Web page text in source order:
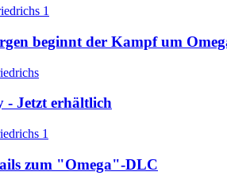
1
beginnt der Kampf um
- Jetzt erhältlich
1
zum "Omega"-DLC